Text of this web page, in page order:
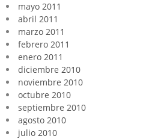
mayo 2011
abril 2011
marzo 2011
febrero 2011
enero 2011
diciembre 2010
noviembre 2010
octubre 2010
septiembre 2010
agosto 2010
julio 2010